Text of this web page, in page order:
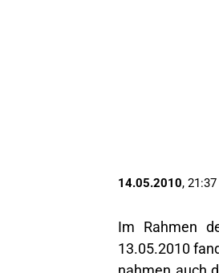
14.05.2010 , 21:37
Im Rahmen
13.05.2010
nahmen auch